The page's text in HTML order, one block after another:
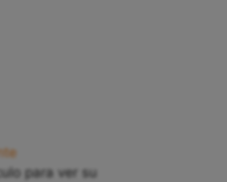
para ver su